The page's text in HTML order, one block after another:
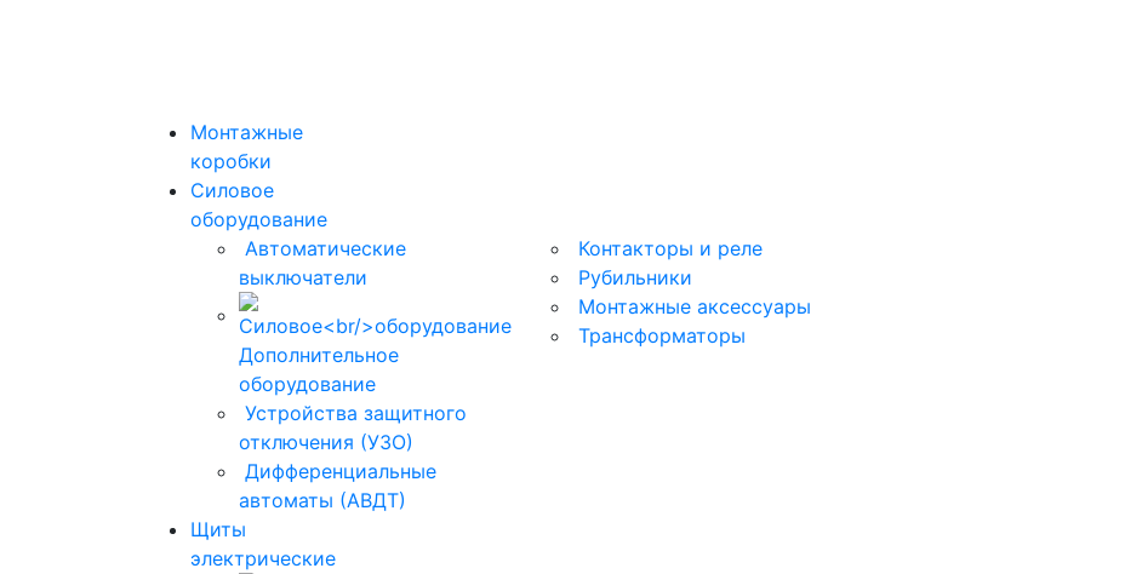
Монтажные
коробки
Силовое
оборудование
Автоматические
выключатели
Дополнительное
оборудование
Устройства защитного
отключения (УЗО)
Дифференциальные
автоматы (АВДТ)
Контакторы и реле
Рубильники
Монтажные аксессуары
Трансформаторы
Щиты
электрические